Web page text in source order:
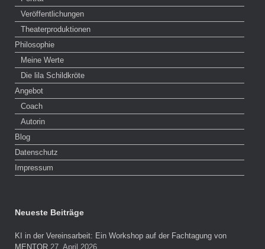
Veröffentlichungen
Theaterproduktionen
Philosophie
Meine Werte
Die lila Schildkröte
Angebot
Coach
Autorin
Blog
Datenschutz
Impressum
Neueste Beiträge
KI in der Vereinsarbeit: Ein Workshop auf der Fachtagung von
MENTOR 27. April 2026